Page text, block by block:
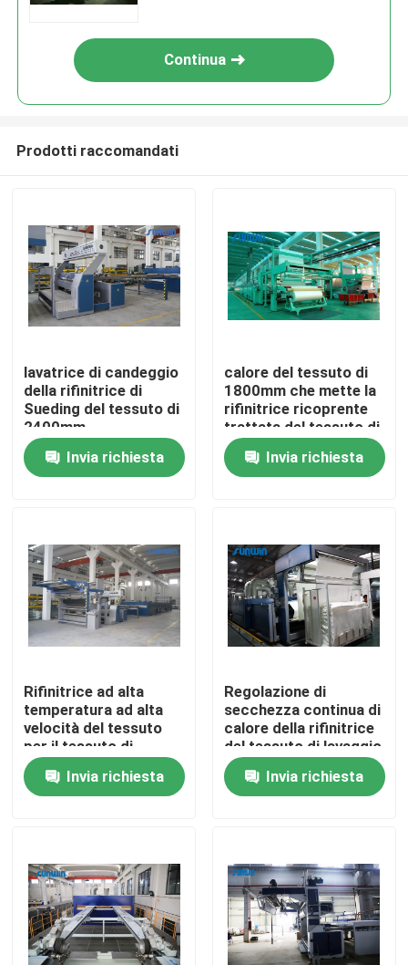
Casa
Contatti
Prodotti
Macchina di Stenter dell'aria calda
Macchina di Stenter del tessuto
Macchina della regolazione di calore del tessuto
Rifinitrice del tessuto
Continua
Prodotti raccomandati
lavatrice di candeggio
della rifinitrice di
Sueding del tessuto di
2400mm
Invia richiesta
calore del tessuto di
1800mm che mette la
rifinitrice ricoprente
trattata del tessuto di
Stenter
Invia richiesta
Rifinitrice ad alta
temperatura ad alta
velocità del tessuto
per il tessuto di
Bedmattress
Invia richiesta
Regolazione di
secchezza continua di
calore della rifinitrice
del tessuto di lavaggio
di Stenter
Invia richiesta